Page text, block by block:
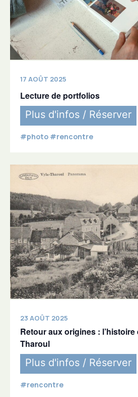
17 AOÛT 2025
Lecture de portfolios
Plus d'infos / Réserver
#photo #rencontre
23 AOÛT 2025
Retour aux origines : l’histoire
Tharoul
Plus d'infos / Réserver
#rencontre